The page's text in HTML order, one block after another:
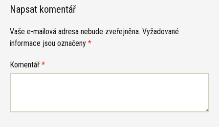
pro
příspěvky
Napsat komentář
Vaše e-mailová adresa nebude zveřejněna. Vyžadované
informace jsou označeny *
Komentář *